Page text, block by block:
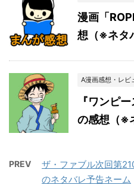
漫画「
想（※ネタ
A漫画感想・レビ
『ワンピ
の感想（※
PREV
ザ・ファブル次回第
のネタバレ予告ネーム